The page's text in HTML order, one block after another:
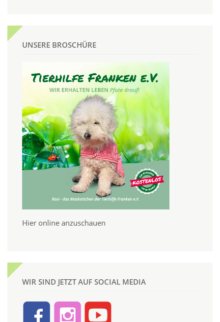
UNSERE BROSCHÜRE
Hier online anzuschauen
WIR SIND JETZT AUF SOCIAL MEDIA